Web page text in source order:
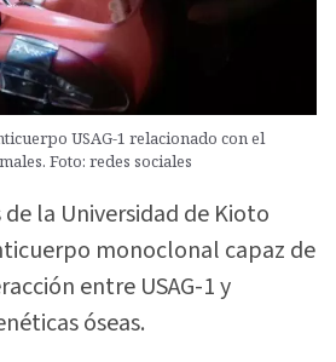
USAG-1 relacionado con el
Foto: redes sociales
la Universidad de Kioto
monoclonal capaz de
entre USAG-1 y
óseas.